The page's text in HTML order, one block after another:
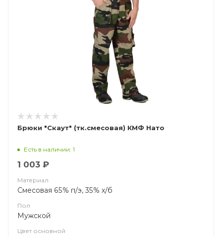
Брюки "Скаут" (тк.смесовая) КМФ Нато
Есть в наличии: 1
1 003 ₽
Материал
Смесовая 65% п/э, 35% х/б
Пол
Мужской
Цвет основной